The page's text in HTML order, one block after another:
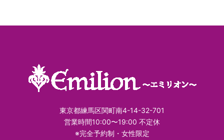
東京都練馬区関町南4-14-32-701
営業時間10:00〜19:00 不定休
※完全予約制・女性限定